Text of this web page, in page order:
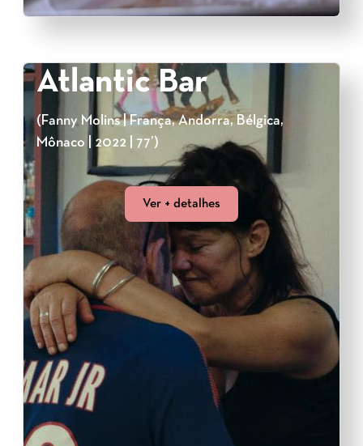
Atlantic Bar
(Fanny Molins | França, Andorra, Bélgica,
Mônaco | 2022 | 77’)
Ver + detalhes